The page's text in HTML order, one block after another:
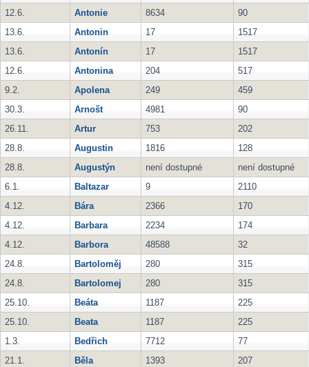
12.6.
Antonie 8634
90
13.6.
Antonin 17
1517
13.6.
Antonín 17
1517
12.6.
Antonina 204
517
9.2.
Apolena 249
459
30.3.
Arnošt 4981
90
26.11.
Artur 753
202
28.8.
Augustin 1816
128
28.8.
Augustýn není dostupné
není dostupné
6.1.
Baltazar 9
2110
4.12.
Bára 2366
170
4.12.
Barbara 2234
174
4.12.
Barbora 48588
32
24.8.
Bartoloměj 280
315
24.8.
Bartolomej 280
315
25.10.
Beáta 1187
225
25.10.
Beata 1187
225
1.3.
Bedřich 7712
77
21.1.
Běla 1393
207